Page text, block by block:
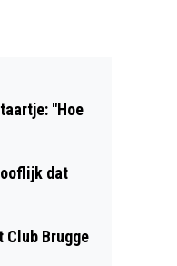
"Hoe
dat
Club Brugge